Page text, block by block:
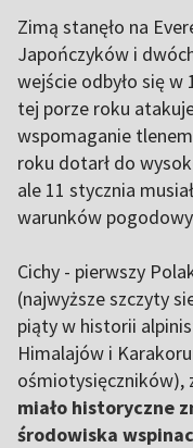
Zimą stanęło na
Japończyków i
wejście odbyło się w
tej porze roku
wspomaganie
roku dotarł do
ale 11 stycznia
warunków
Cichy - pierwszy
(najwyższe szczyty
piąty w historii
Himalajów i
ośmiotysięczników),
miało historyczne
środowiska